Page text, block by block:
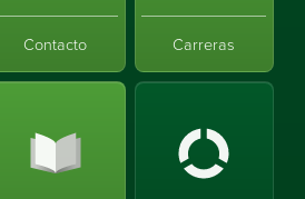
Contacto Carreras